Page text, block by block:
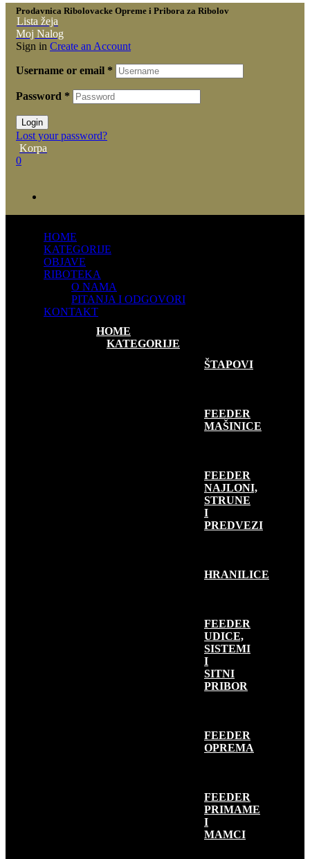
Prodavnica Ribolovacke Opreme i Pribora za Ribolov
Lista žeja
Moj Nalog
Sign in Create an Account
Username or email *
Password *
Login
Lost your password?
Korpa
0
HOME
KATEGORIJE
OBJAVE
RIBOTEKA
O NAMA
PITANJA I ODGOVORI
KONTAKT
HOME
KATEGORIJE
FEEDER RIBOLOV
ŠTAPOVI
FEEDER
MAŠINICE
FEEDER
NAJLONI,
STRUNE
I
PREDVEZI
HRANILICE
FEEDER
UDICE,
SISTEMI
I
SITNI
PRIBOR
FEEDER
OPREMA
FEEDER
PRIMAME
I
MAMCI